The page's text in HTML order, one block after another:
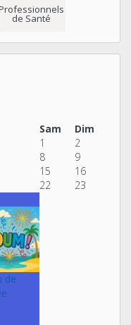
de Santé
Sam
Dim
1
2
8
9
15
16
22 23
de